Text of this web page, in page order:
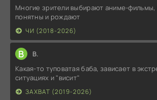
Многие зрители выбирают аниме-фильмы,
понятны и рождают
ЧИ (2018-2026)
В В.
Какая-то туповатая баба, зависает в
ситуациях и "висит"
ЗАХВАТ (2019-2026)